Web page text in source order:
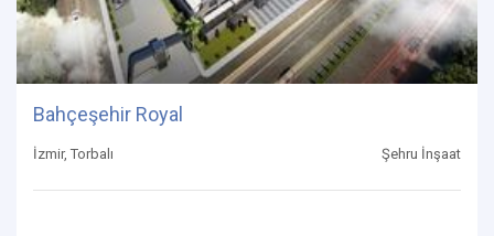
Bahçeşehir Royal
İzmir, Torbalı Şehru İnşaat